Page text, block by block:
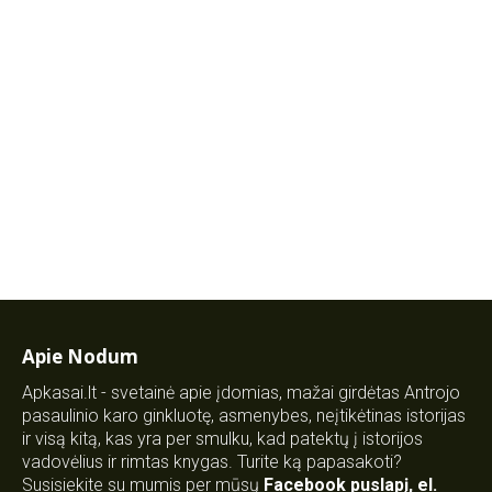
Apie Nodum
Apkasai.lt - svetainė apie įdomias, mažai girdėtas Antrojo
pasaulinio karo ginkluotę, asmenybes, neįtikėtinas istorijas
ir visą kitą, kas yra per smulku, kad patektų į istorijos
vadovėlius ir rimtas knygas. Turite ką papasakoti?
Susisiekite su mumis per mūsų Facebook puslapį, el.